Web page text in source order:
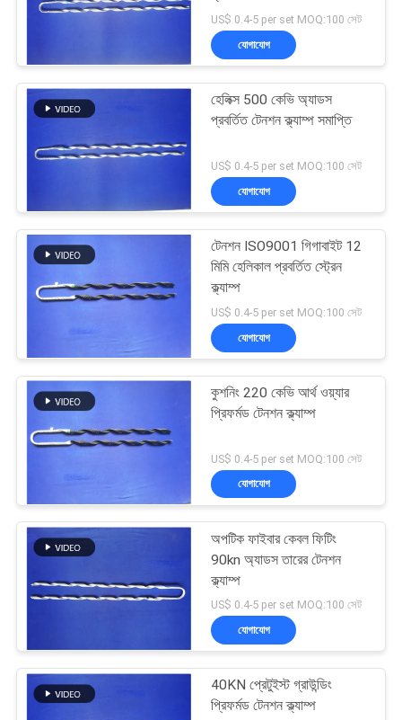
সাইট
PRIVACY
POLICYOPGW সাসপেনশন ক্ল্যাম্প
1
এডিএসএস সাসপেনশন
ক্ল্যাম্প
3
এজিএস সাসপেনশন ক্ল্যাম্প
3
প্রিফর্মড ওয়্যার টাইস
US$ 0.4-5 per set MOQ:100 সেট
যোগাযোগ
হেলিক্স 500 কেভি অ্যাডস
প্রবর্তিত টেনশন ক্ল্যাম্প সমাপ্তি
US$ 0.4-5 per set MOQ:100 সেট
যোগাযোগ
টেনশন ISO9001 গিগাবাইট 12
মিমি হেলিকাল প্রবর্তিত স্ট্রেন
ক্ল্যাম্প
US$ 0.4-5 per set MOQ:100 সেট
যোগাযোগ
কুশনিং 220 কেভি আর্থ ওয়্যার
প্রিফর্মড টেনশন ক্ল্যাম্প
US$ 0.4-5 per set MOQ:100 সেট
যোগাযোগ
অপটিক ফাইবার কেবল ফিটিং
90kn অ্যাডস তারের টেনশন
ক্ল্যাম্প
US$ 0.4-5 per set MOQ:100 সেট
যোগাযোগ
40KN প্রেটুইস্ট গ্রাউন্ডিং
প্রিফর্মড টেনশন ক্ল্যাম্প